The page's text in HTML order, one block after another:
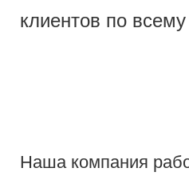
клиентов по
Наша компания